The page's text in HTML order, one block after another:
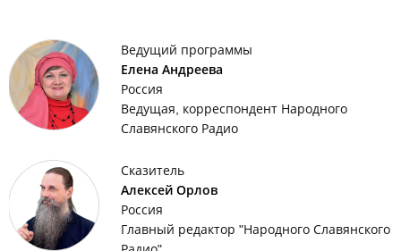
Ведущий программы
Елена Андреева
Россия
Ведущая, корреспондент Народного
Славянского Радио
Сказитель
Алексей Орлов
Россия
Главный редактор "Народного Славянского